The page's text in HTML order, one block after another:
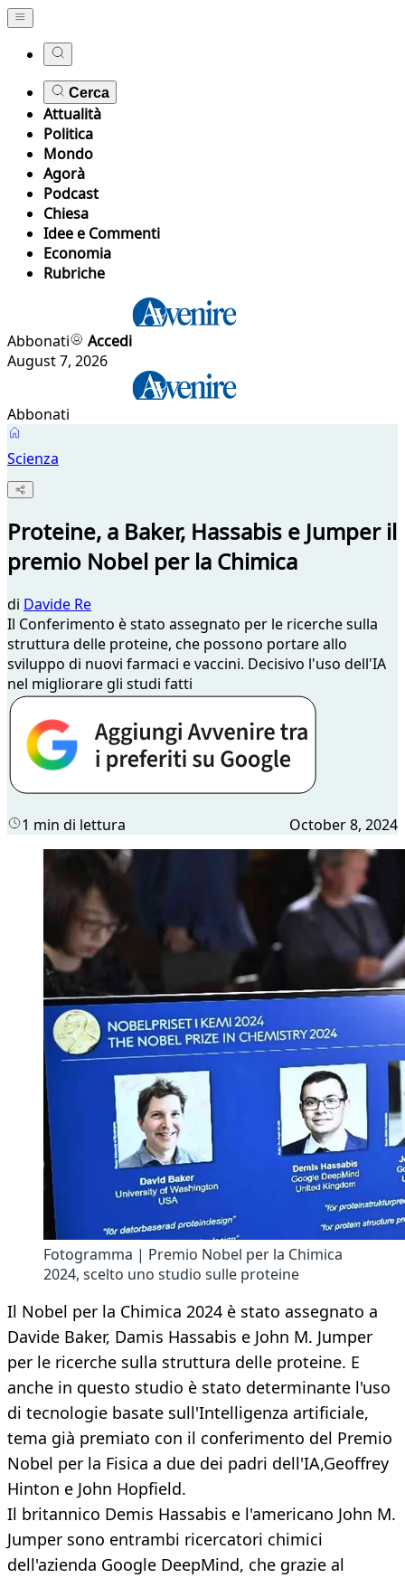
Cerca
Attualità
Politica
Mondo
Agorà
Podcast
Chiesa
Idee e Commenti
Economia
Rubriche
Abbonati
Accedi
August 7, 2026
Abbonati
Scienza
Proteine, a Baker, Hassabis e Jumper il
premio Nobel per la Chimica
di Davide Re
Il Conferimento è stato assegnato per le ricerche sulla
struttura delle proteine, che possono portare allo
sviluppo di nuovi farmaci e vaccini. Decisivo l'uso dell'IA
nel migliorare gli studi fatti
1 min di lettura October 8, 2024
Fotogramma | Premio Nobel per la Chimica
2024, scelto uno studio sulle proteine
Il Nobel per la Chimica 2024 è stato assegnato a
Davide Baker, Damis Hassabis e John M. Jumper
per le ricerche sulla struttura delle proteine. E
anche in questo studio è stato determinante l'uso
di tecnologie basate sull'Intelligenza artificiale,
tema già premiato con il conferimento del Premio
Nobel per la Fisica a due dei padri dell'IA,Geoffrey
Hinton e John Hopfield.
Il britannico Demis Hassabis e l'americano John M.
Jumper sono entrambi ricercatori chimici
dell'azienda Google DeepMind, che grazie al